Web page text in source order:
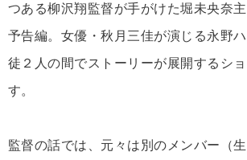
つある柳沢翔監督が手がけた堀未央奈
予告編。女優・秋月三佳が演じる永野
徒２人の間でストーリーが展開するシ
す。
監督の話では、元々は別のメンバー（